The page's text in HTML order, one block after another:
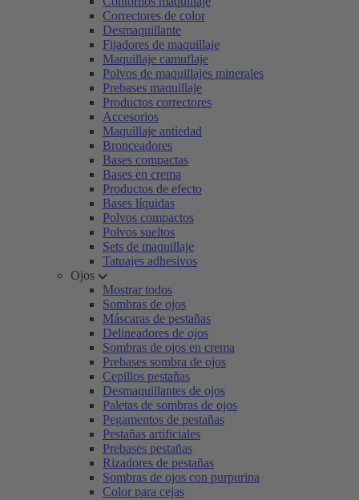
Correctores de color
Desmaquillante
Fijadores de maquillaje
Maquillaje camuflaje
Polvos de maquillajes minerales
Prebases maquillaje
Productos correctores
Accesorios
Maquillaje antiedad
Bronceadores
Bases compactas
Bases en crema
Productos de efecto
Bases líquidas
Polvos compactos
Polvos sueltos
Sets de maquillaje
Tatuajes adhesivos
Ojos
Mostrar todos
Sombras de ojos
Máscaras de pestañas
Delineadores de ojos
Sombras de ojos en crema
Prebases sombra de ojos
Cepillos pestañas
Desmaquillantes de ojos
Paletas de sombras de ojos
Pegamentos de pestañas
Pestañas artificiales
Prebases pestañas
Rizadores de pestañas
Sombras de ojos con purpurina
Color para cejas